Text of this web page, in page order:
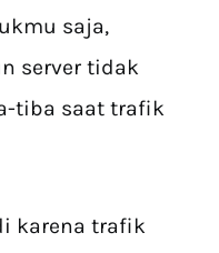
saja,
server tidak
tiba saat trafik
karena trafik